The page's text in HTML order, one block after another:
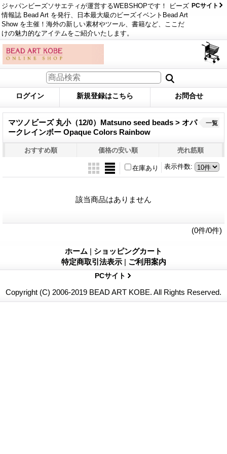
ジャパンビーズソサエティが運営するWEBSHOPです！ ビーズ
情報誌 Bead Art を発行、日本最大級のビーズイベントBead Art
Show を主催！海外の新しい素材やツール、書籍など、ここだ
けの魅力的なアイテムをご紹介いたします。
PCサイト
ログイン 新規登録はこちら お問合せ
マツノビーズ 丸小（12/0）Matsuno seed beads > オパ
ークレインボー Opaque Colors Rainbow
一覧
おすすめ順 価格の安い順 売れ筋順
表示件数:
在庫あり
該当商品はありません
(0件/0件)
ホーム | ショッピングカート
特定商取引法表示 | ご利用案内
PCサイト
Copyright (C) 2006-2019 BEAD ART KOBE. All Rights Reserved.